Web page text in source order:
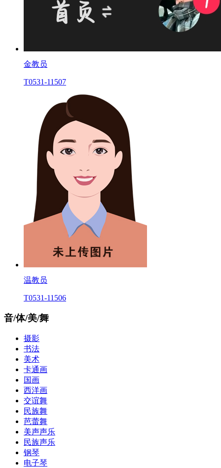
金教员
T0531-11507
温教员
T0531-11506
音/体/美/舞
摄影
书法
美术
卡通画
国画
西洋画
交谊舞
民族舞
芭蕾舞
美声声乐
民族声乐
钢琴
电子琴